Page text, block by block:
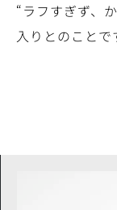
“ラフすぎず、
入りとのことで